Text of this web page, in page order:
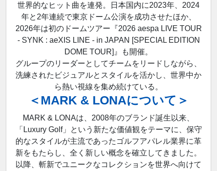
世界的なヒット曲を連発。日本国内に2023年、2024
年と2年連続で東京ドーム公演を成功させたほか、
2026年は初のドームツアー『2026 aespa LIVE TOUR
- SYNK : aeXIS LINE - in JAPAN [SPECIAL EDITION
DOME TOUR]』も開催。
グループのリーダーとしてチームをリードしながら、
洗練されたビジュアルとスタイルを活かし、世界中か
ら熱い視線を集め続けている。
＜MARK & LONAについて＞
MARK & LONAは、2008年のブランド誕生以来、
「Luxury Golf」という新たな価値観をテーマに、保守
的なスタイルが主流であったゴルフアパレル業界に革
新をもたらし、全く新しい概念を確立してきました。
以降、斬新でユニークなコレクションを世界へ向けて